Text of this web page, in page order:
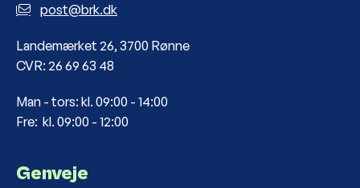
post@brk.dk
Landemærket 26, 3700 Rønne
CVR: 26 69 63 48
Man - tors: kl. 09:00 - 14:00
Fre: kl. 09:00 - 12:00
Genveje